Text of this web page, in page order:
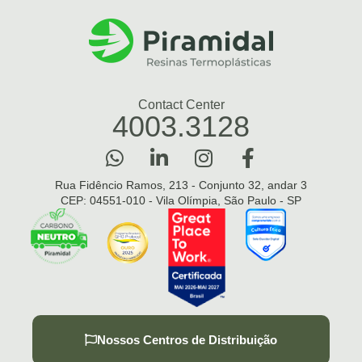
Contact Center
4003.3128
Rua Fidêncio Ramos, 213 - Conjunto 32, andar 3
CEP: 04551-010 - Vila Olímpia, São Paulo - SP
Nossos Centros de Distribuição